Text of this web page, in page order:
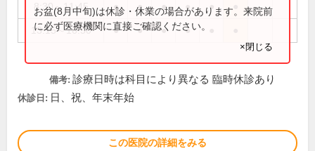
8:30～11:45 ● ● ● ● ●
13:15～16:50 ● ● ● ●
お盆(8月中旬)は休診・休業の場合があります。来院前
に必ず医療機関に直接ご確認ください。
×閉じる
備考: 診療日時は科目により異なる 臨時休診あり
休診日: 日、祝、年末年始
この医院の詳細をみる